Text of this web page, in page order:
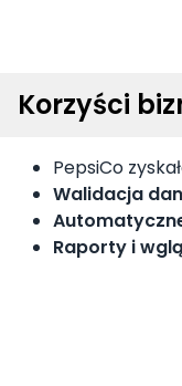
Korzyści
PepsiCo
Walidacja
Raporty i